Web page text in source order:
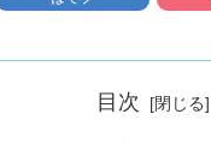
目次